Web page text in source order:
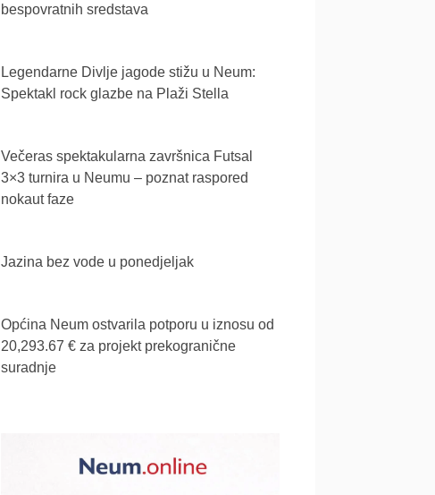
bespovratnih sredstava
Legendarne Divlje jagode stižu u Neum:
Spektakl rock glazbe na Plaži Stella
Večeras spektakularna završnica Futsal
3×3 turnira u Neumu – poznat raspored
nokaut faze
Jazina bez vode u ponedjeljak
Općina Neum ostvarila potporu u iznosu od
20,293.67 € za projekt prekogranične
suradnje